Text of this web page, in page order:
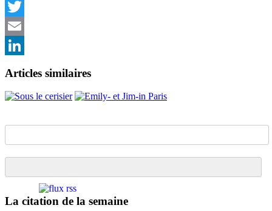
Facebook
Twitter
Email
Articles similaires
La citation de la semaine